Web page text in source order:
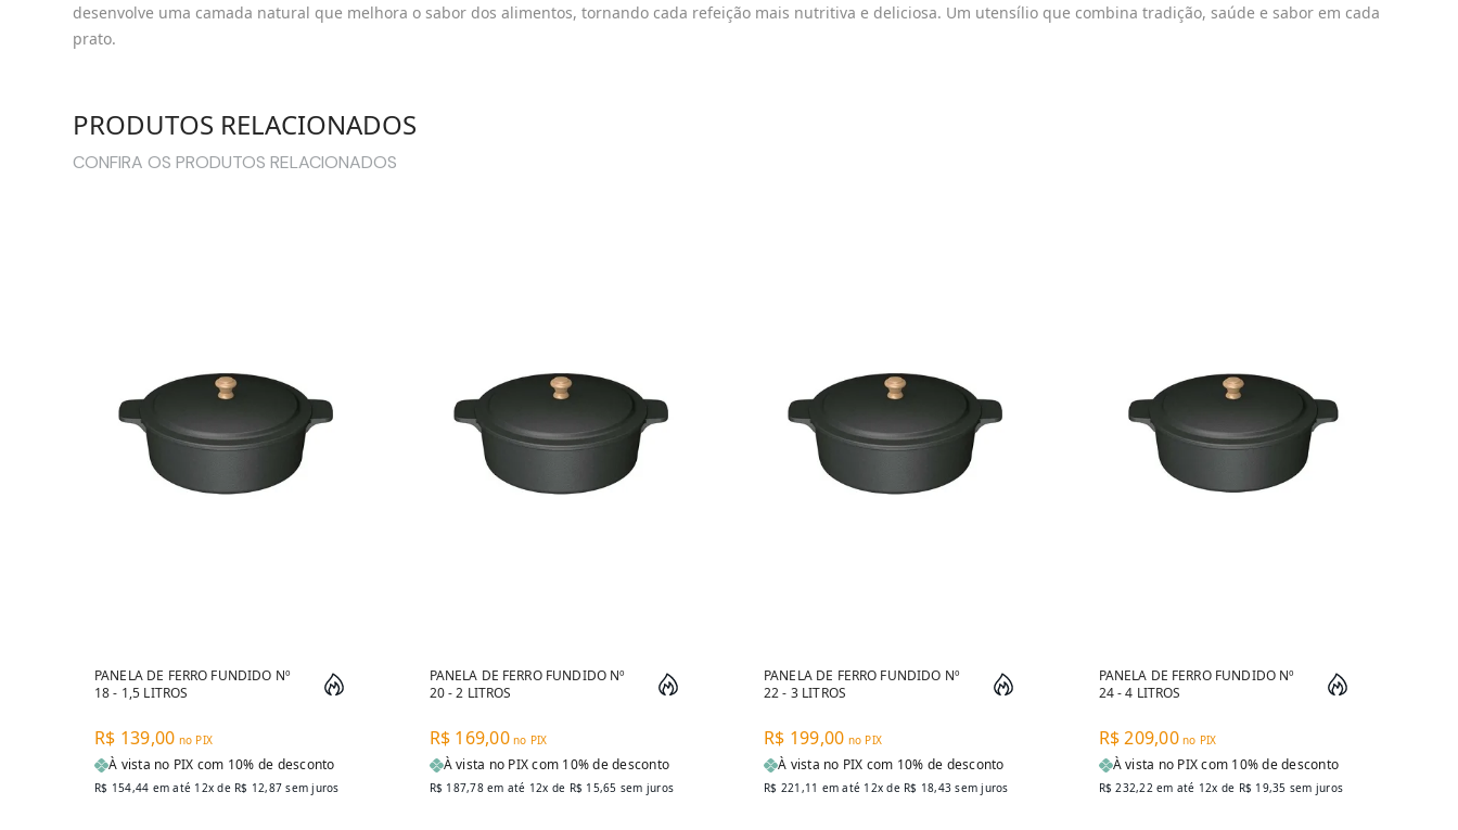
desenvolve uma camada natural que melhora o sabor dos alimentos, tornando cada refeição mais nutritiva e deliciosa. Um utensílio que combina tradição, saúde e sabor em cada
prato.
PRODUTOS RELACIONADOS
CONFIRA OS PRODUTOS RELACIONADOS
PANELA DE FERRO FUNDIDO Nº
18 - 1,5 LITROS
R$ 139,00 no PIX
À vista no PIX com 10% de desconto
R$ 154,44 em até 12x de R$ 12,87 sem juros
PANELA DE FERRO FUNDIDO Nº
20 - 2 LITROS
R$ 169,00 no PIX
À vista no PIX com 10% de desconto
R$ 187,78em até 12x de R$ 15,65 sem juros
PANELA DE FERRO FUNDIDO Nº
22 - 3 LITROS
R$ 199,00 no PIX
À vista no PIX com 10% de desconto
R$ 221,11 em até 12x de R$ 18,43 sem juros
PANELA DE FERRO FUNDIDO Nº
24 - 4 LITROS
R$ 209,00 no PIX
À vista no PIX com 10% de desconto
R$ 232,22 em até 12x de R$ 19,35 sem juros